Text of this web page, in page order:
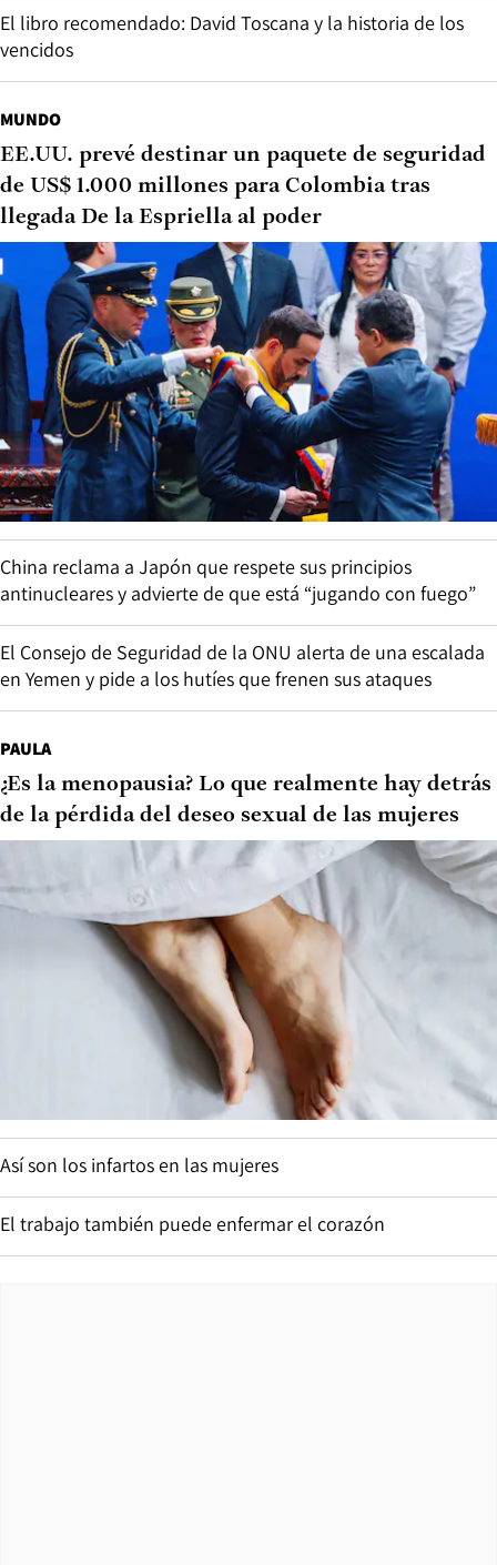
El libro recomendado: David Toscana y la historia de los
vencidos
MUNDO
EE.UU. prevé destinar un paquete de seguridad
de US$ 1.000 millones para Colombia tras
llegada De la Espriella al poder
China reclama a Japón que respete sus principios
antinucleares y advierte de que está “jugando con fuego”
El Consejo de Seguridad de la ONU alerta de una escalada
en Yemen y pide a los hutíes que frenen sus ataques
PAULA
¿Es la menopausia? Lo que realmente hay detrás
de la pérdida del deseo sexual de las mujeres
Así son los infartos en las mujeres
El trabajo también puede enfermar el corazón